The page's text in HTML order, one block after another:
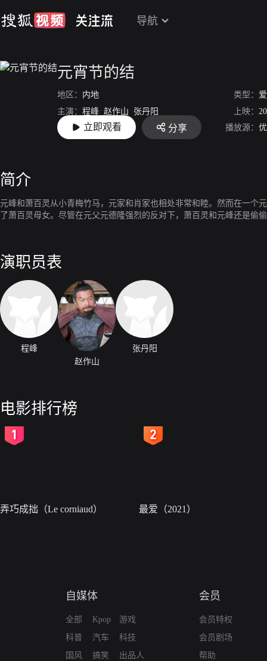
导航
元宵节的结
地区： 内地 类型：
主演： 程峰 赵作山 张丹阳 上映：
导演： 姜洋
立即观看 分享 播放源：
简介
元峰和萧百灵从小青梅竹马，元家和肖家也相处非常和睦。然而在一个
了萧百灵母女。尽管在元父元德隆强烈的反对下，萧百灵和元峰还是偷
演职员表
程峰
赵作山
张丹阳
电影排行榜
弄巧成拙（Le corniaud） 最爱（2021）
自媒体
全部
科普
国风
Kpop
汽车
搞笑
游戏
科技
出品人
会员
会员特权
会员剧场
帮助